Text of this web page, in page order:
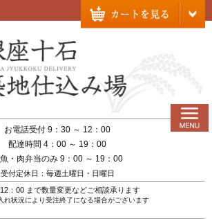
お電話受付 9：30 ～ 12：00
配達時間 4：00 ～ 19：00
・肉弁当のみ 9：00 ～ 19：00
受付定休日：毎週土曜日・日曜日
：00 まで数量変更などご相談承ります
れ状況により受注終了になる場合がございます